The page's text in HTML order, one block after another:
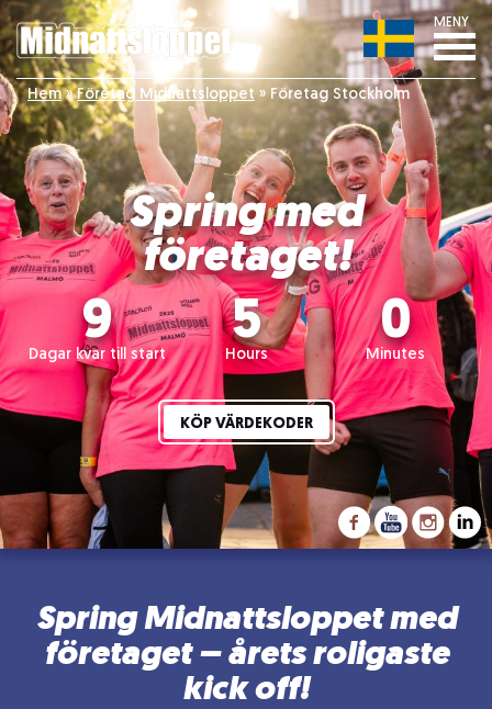
MENY
Hem»Företag Midnattsloppet » Företag Stockholm
Spring med
företaget!
9
Dagar kvar till start
5
Hours
0
Minutes
KÖP VÄRDEKODER
Spring Midnattsloppet med
företaget – årets roligaste
kick off!